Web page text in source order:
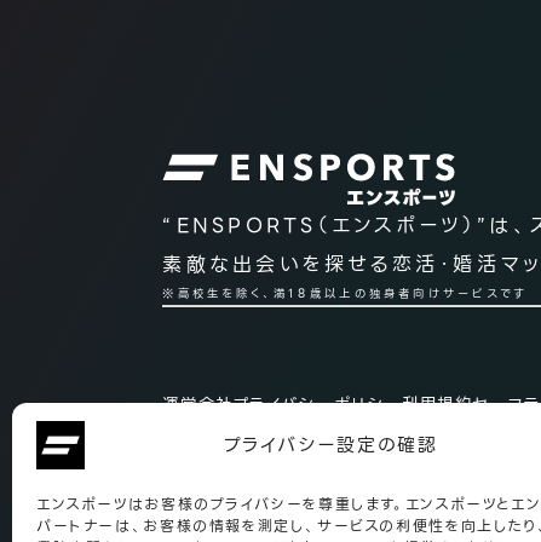
プライバシー設定の確認
エンスポーツはお客様のプライバシーを尊重します。エンスポーツとエ
パートナーは、お客様の情報を測定し、サービスの利便性を向上したり
“ENSPORTS（エンスポーツ）”は、
素敵な出会いを探せる恋活・婚活マ
※高校生を除く、満18歳以上の独身者向けサービスです
運営会社プライバシーポリシー利用規約セーフ
アプリ仕様公式アンバサダー個人情報等の利用に